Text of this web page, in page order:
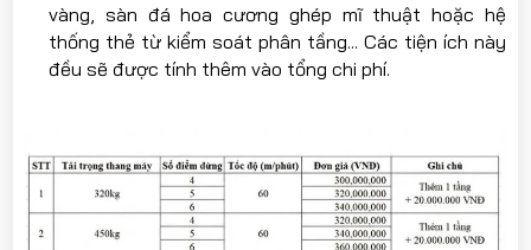
vàng, sàn đá hoa cương ghép mĩ thuật hoặc hệ
thống thẻ từ kiểm soát phân tầng... Các tiện ích này
đều sẽ được tính thêm vào tổng chi phí.